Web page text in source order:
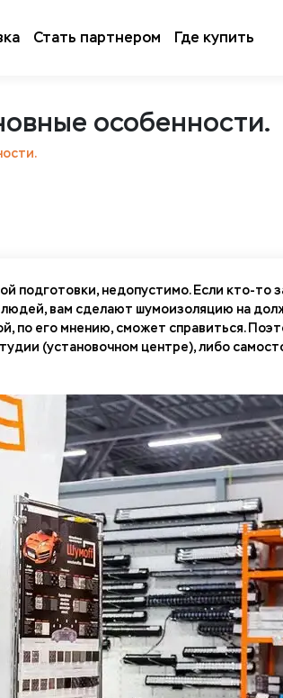
Стать партнером Где купить
особенности.
подготовки, недопустимо. Если кто-то
людей, вам сделают шумоизоляцию на
по его мнению, сможет справиться.
(установочном центре), либо